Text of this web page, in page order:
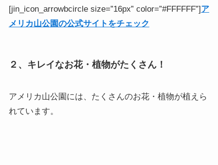
[jin_icon_arrowbcircle size=”16px” color=”#FFFFFF”]ア
メリカ山公園の公式サイトをチェック
２、キレイなお花・植物がたくさん！
アメリカ山公園には、たくさんのお花・植物が植えら
れています。